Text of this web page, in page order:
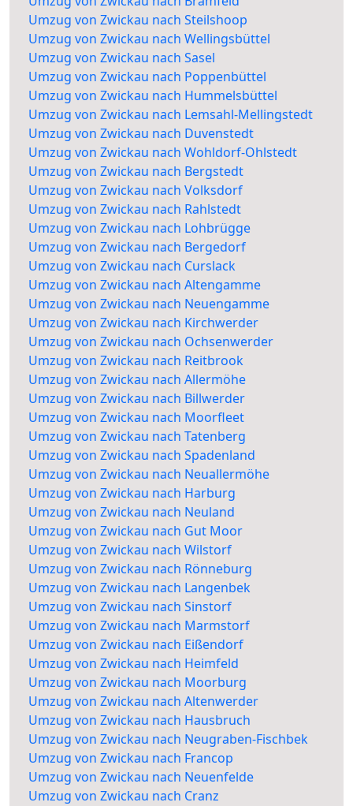
Umzug von Zwickau nach Steilshoop
Umzug von Zwickau nach Wellingsbüttel
Umzug von Zwickau nach Sasel
Umzug von Zwickau nach Poppenbüttel
Umzug von Zwickau nach Hummelsbüttel
Umzug von Zwickau nach Lemsahl-Mellingstedt
Umzug von Zwickau nach Duvenstedt
Umzug von Zwickau nach Wohldorf-Ohlstedt
Umzug von Zwickau nach Bergstedt
Umzug von Zwickau nach Volksdorf
Umzug von Zwickau nach Rahlstedt
Umzug von Zwickau nach Lohbrügge
Umzug von Zwickau nach Bergedorf
Umzug von Zwickau nach Curslack
Umzug von Zwickau nach Altengamme
Umzug von Zwickau nach Neuengamme
Umzug von Zwickau nach Kirchwerder
Umzug von Zwickau nach Ochsenwerder
Umzug von Zwickau nach Reitbrook
Umzug von Zwickau nach Allermöhe
Umzug von Zwickau nach Billwerder
Umzug von Zwickau nach Moorfleet
Umzug von Zwickau nach Tatenberg
Umzug von Zwickau nach Spadenland
Umzug von Zwickau nach Neuallermöhe
Umzug von Zwickau nach Harburg
Umzug von Zwickau nach Neuland
Umzug von Zwickau nach Gut Moor
Umzug von Zwickau nach Wilstorf
Umzug von Zwickau nach Rönneburg
Umzug von Zwickau nach Langenbek
Umzug von Zwickau nach Sinstorf
Umzug von Zwickau nach Marmstorf
Umzug von Zwickau nach Eißendorf
Umzug von Zwickau nach Heimfeld
Umzug von Zwickau nach Moorburg
Umzug von Zwickau nach Altenwerder
Umzug von Zwickau nach Hausbruch
Umzug von Zwickau nach Neugraben-Fischbek
Umzug von Zwickau nach Francop
Umzug von Zwickau nach Neuenfelde
Umzug von Zwickau nach Cranz